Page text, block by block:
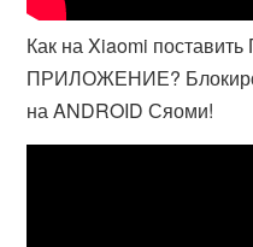
Как на Xiaomi
ПРИЛОЖЕНИЕ?
на ANDROID Сяоми!